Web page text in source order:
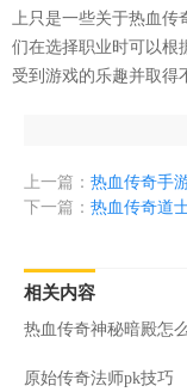
上只是一些关于热血
们在选择职业时可以根
受到游戏的乐趣并取得
上一篇： 热血传奇手
下一篇： 热血传奇道
相关内容
热血传奇神秘暗殿怎
原始传奇法师pk技巧